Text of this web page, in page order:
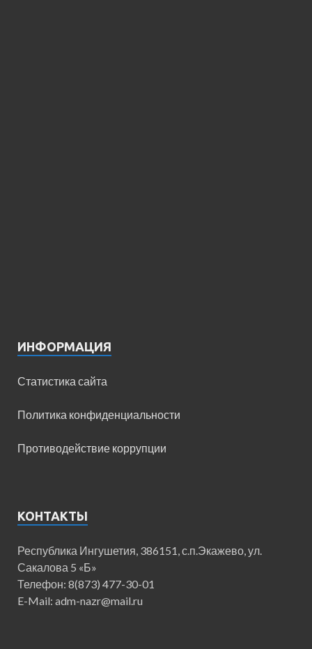
ИНФОРМАЦИЯ
Статистика сайта
Политика конфиденциальности
Противодействие коррупции
КОНТАКТЫ
Республика Ингушетия, 386151, с.п.Экажево, ул.
Сакалова 5 «Б»
Телефон: 8(873) 477-30-01
E-Mail: adm-nazr@mail.ru